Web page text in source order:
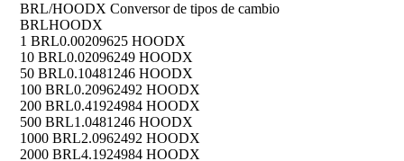
BRL/HOODX Conversor de tipos de cambio
BRLHOODX
1 BRL0.00209625 HOODX
10 BRL0.02096249 HOODX
50 BRL0.10481246 HOODX
100 BRL0.20962492 HOODX
200 BRL0.41924984 HOODX
500 BRL1.0481246 HOODX
1000 BRL2.0962492 HOODX
2000 BRL4.1924984 HOODX